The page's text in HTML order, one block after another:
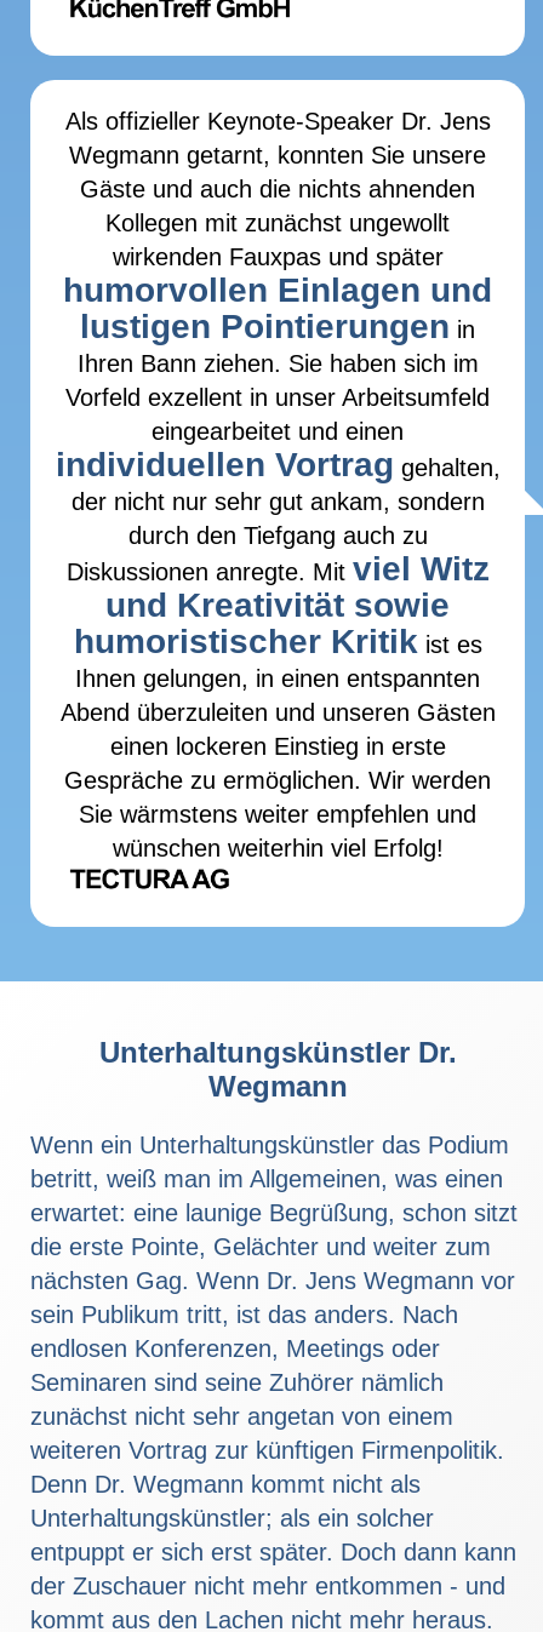
Als offizieller Keynote-Speaker Dr. Jens
Wegmann getarnt, konnten Sie unsere
Gäste und auch die nichts ahnenden
Kollegen mit zunächst ungewollt
wirkenden Fauxpas und später
humorvollen Einlagen und
lustigen Pointierungen in
Ihren Bann ziehen. Sie haben sich im
Vorfeld exzellent in unser Arbeitsumfeld
eingearbeitet und einen
individuellen Vortrag gehalten,
der nicht nur sehr gut ankam, sondern
durch den Tiefgang auch zu
Diskussionen anregte. Mit viel Witz
und Kreativität sowie
humoristischer Kritik ist es
Ihnen gelungen, in einen entspannten
Abend überzuleiten und unseren Gästen
einen lockeren Einstieg in erste
Gespräche zu ermöglichen. Wir werden
Sie wärmstens weiter empfehlen und
wünschen weiterhin viel Erfolg!
Unterhaltungskünstler Dr.
Wegmann
Wenn ein Unterhaltungskünstler das Podium
betritt, weiß man im Allgemeinen, was einen
erwartet: eine launige Begrüßung, schon sitzt
die erste Pointe, Gelächter und weiter zum
nächsten Gag. Wenn Dr. Jens Wegmann vor
sein Publikum tritt, ist das anders. Nach
endlosen Konferenzen, Meetings oder
Seminaren sind seine Zuhörer nämlich
zunächst nicht sehr angetan von einem
weiteren Vortrag zur künftigen Firmenpolitik.
Denn Dr. Wegmann kommt nicht als
Unterhaltungskünstler; als ein solcher
entpuppt er sich erst später. Doch dann kann
der Zuschauer nicht mehr entkommen - und
kommt aus den Lachen nicht mehr heraus.